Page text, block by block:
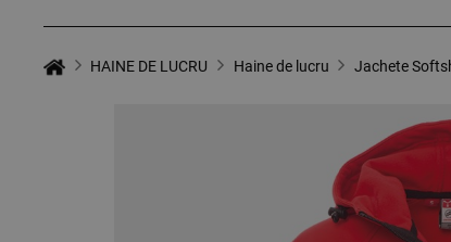
HAINE DE LUCRU Haine de lucru Jachete